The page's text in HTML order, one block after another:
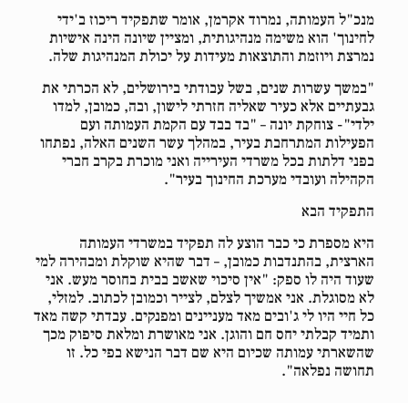
מנכ"ל העמותה, נמרוד אקרמן, אומר שתפקיד ריכוז ב'ידי
לחינוך' הוא משימה מנהיגותית, ומציין שיונה הינה אישיות
נמרצת ויוזמת והתוצאות מעידות על יכולת המנהיגות שלה.
"במשך עשרות שנים, בשל עבודתי בירושלים, לא הכרתי את
גבעתיים אלא כעיר שאליה חזרתי לישון, ובה, כמובן, למדו
ילדי"- צוחקת יונה – "בד בבד עם הקמת העמותה ועם
הפעילות המתרחבת בעיר, במהלך עשר השנים האלה, נפתחו
בפני דלתות בכל משרדי העירייה ואני מוכרת בקרב חברי
הקהילה ועובדי מערכת החינוך בעיר".
התפקיד הבא
היא מספרת כי כבר הוצע לה תפקיד במשרדי העמותה
הארצית, בהתנדבות כמובן, – דבר שהיא שוקלת ומבהירה למי
שעוד היה לו ספק: "אין סיכוי שאשב בבית בחוסר מעש. אני
לא מסוגלת. אני אמשיך לצלם, לצייר וכמובן לכתוב. למזלי,
כל חיי היו לי ג'ובים מאד מעניינים ומפנקים. עבדתי קשה מאד
ותמיד קבלתי יחס חם והוגן. אני מאושרת ומלאת סיפוק מכך
שהשארתי עמותה שכיום היא שם דבר הנישא בפי כל. זו
תחושה נפלאה".